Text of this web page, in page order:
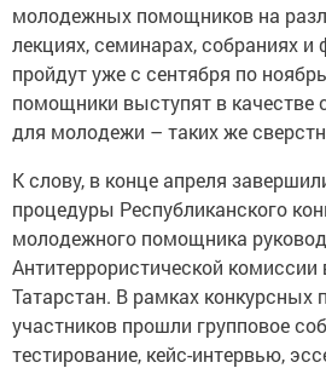
молодежных помощников на
лекциях, семинарах, собраниях
пройдут уже с сентября по
помощники выступят в качестве
для молодежи – таких же
К слову, в конце апреля
процедуры Республиканского
молодежного помощника
Антитеррористической комиссии
Татарстан. В рамках конкурсных
участников прошли групповое
тестирование, кейс-интервью,